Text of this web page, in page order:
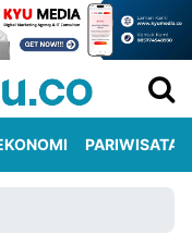
PARIWISATA